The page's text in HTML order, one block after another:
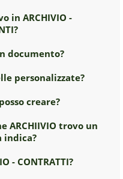
in ARCHIVIO -
documento?
personalizzate?
creare?
ARCHIIVIO trovo un
indica?
- CONTRATTI?